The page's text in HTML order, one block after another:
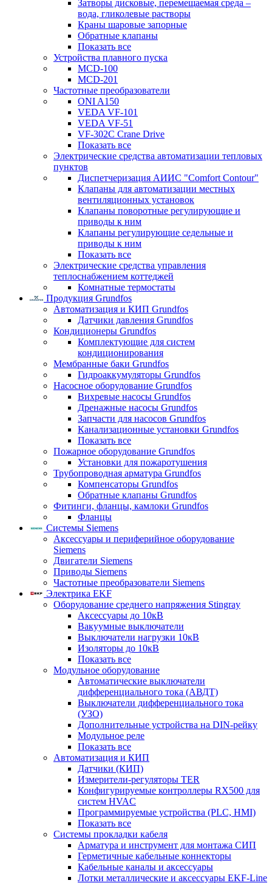
Затворы дисковые, перемещаемая среда –
вода, гликолевые растворы
Краны шаровые запорные
Обратные клапаны
Показать все
Устройства плавного пуска
MCD-100
MCD-201
Частотные преобразователи
ONI A150
VEDA VF-101
VEDA VF-51
VF-302C Crane Drive
Показать все
Электрические средства автоматизации тепловых
пунктов
Диспетчеризация АИИС "Comfort Contour"
Клапаны для автоматизации местных
вентиляционных установок
Клапаны поворотные регулирующие и
приводы к ним
Клапаны регулирующие седельные и
приводы к ним
Показать все
Электрические средства управления
теплоснабжением коттеджей
Комнатные термостаты
Продукция Grundfos
Автоматизация и КИП Grundfos
Датчики давления Grundfos
Кондиционеры Grundfos
Комплектующие для систем
кондиционирования
Мембранные баки Grundfos
Гидроаккумуляторы Grundfos
Насосное оборудование Grundfos
Вихревые насосы Grundfos
Дренажные насосы Grundfos
Запчасти для насосов Grundfos
Канализационные установки Grundfos
Показать все
Пожарное оборудование Grundfos
Установки для пожаротушения
Трубопроводная арматура Grundfos
Компенсаторы Grundfos
Обратные клапаны Grundfos
Фитинги, фланцы, камлоки Grundfos
Фланцы
Системы Siemens
Аксессуары и периферийное оборудование
Siemens
Двигатели Siemens
Приводы Siemens
Частотные преобразователи Siemens
Электрика EKF
Оборудование среднего напряжения Stingray
Аксессуары до 10кВ
Вакуумные выключатели
Выключатели нагрузки 10кВ
Изоляторы до 10кВ
Показать все
Модульное оборудование
Автоматические выключатели
дифференциального тока (АВДТ)
Выключатели дифференциального тока
(УЗО)
Дополнительные устройства на DIN-рейку
Модульное реле
Показать все
Автоматизация и КИП
Датчики (КИП)
Измерители-регуляторы TER
Конфигурируемые контроллеры RX500 для
систем HVAC
Программируемые устройства (PLC, HMI)
Показать все
Системы прокладки кабеля
Арматура и инструмент для монтажа СИП
Герметичные кабельные коннекторы
Кабельные каналы и аксессуары
Лотки металлические и аксессуары EKF-Line